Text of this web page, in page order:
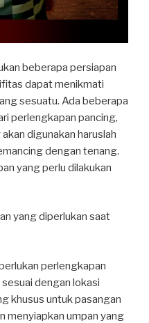
beberapa persiapan
dapat menikmati
sesuatu. Ada beberapa
perlengkapan pancing,
digunakan haruslah
dengan tenang.
yang perlu dilakukan
yang diperlukan saat
perlengkapan
dengan lokasi
khusus untuk pasangan
menyiapkan umpan yang